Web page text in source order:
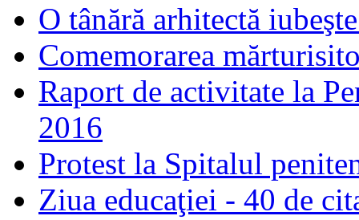
O tânără arhitectă
Comemorarea
Raport de activitate la
2016
Protest la Spitalul
Ziua educaţiei - 40 de